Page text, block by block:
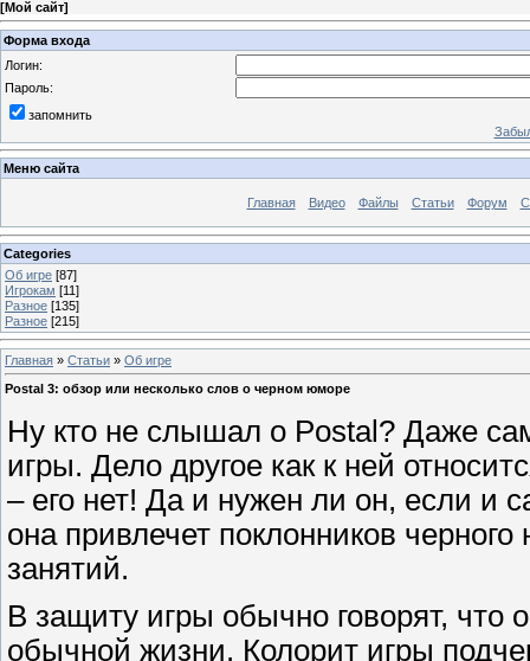
[Мой сайт]
Форма входа
Логин:
Пароль:
запомнить
Меню сайта
Главная Видео Файлы Статьи Форум
Categories
Об игре [87]
Игрокам [11]
Разное [135]
Разное [215]
Главная » Статьи » Об игре
Postal 3: обзор или несколько слов о черном юморе
Ну кто не слышал о Postal? Даже
игры. Дело другое как к ней
– его нет! Да и нужен ли он, если и
она привлечет поклонников
занятий.
В защиту игры обычно говорят, что
обычной жизни. Колорит игры